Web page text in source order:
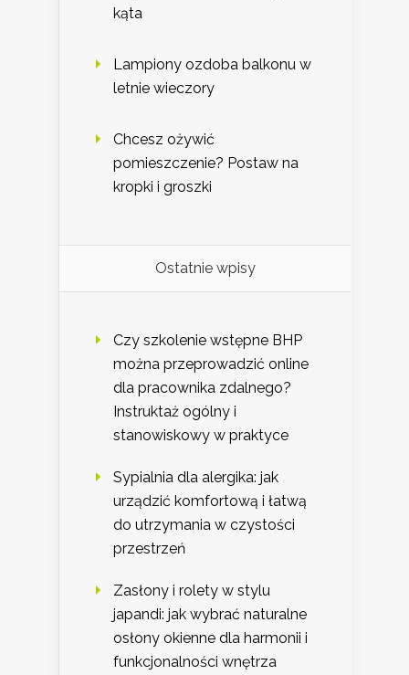
kąta
Lampiony ozdoba balkonu w
letnie wieczory
Chcesz ożywić
pomieszczenie? Postaw na
kropki i groszki
Ostatnie wpisy
Czy szkolenie wstępne BHP
można przeprowadzić online
dla pracownika zdalnego?
Instruktaż ogólny i
stanowiskowy w praktyce
Sypialnia dla alergika: jak
urządzić komfortową i łatwą
do utrzymania w czystości
przestrzeń
Zasłony i rolety w stylu
japandi: jak wybrać naturalne
osłony okienne dla harmonii i
funkcjonalności wnętrza